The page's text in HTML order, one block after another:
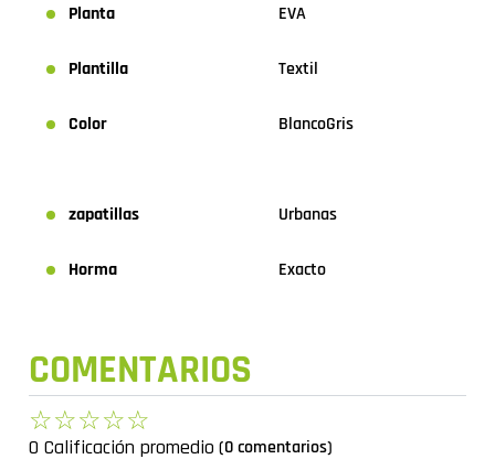
Planta EVA
Plantilla Textil
Color BlancoGris
zapatillas Urbanas
Horma Exacto
COMENTARIOS
☆☆☆☆☆
0 Calificación promedio (0 comentarios)